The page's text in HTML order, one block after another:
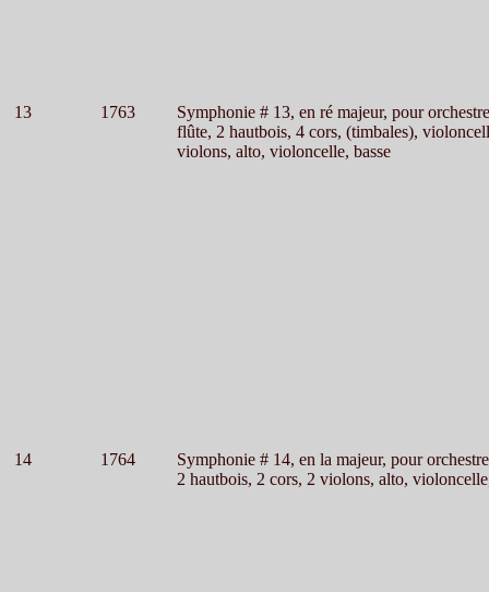
13 1763
Symphonie # 13, en ré majeur, pour orchestre
flûte, 2 hautbois, 4 cors, (timbales),
violons, alto, violoncelle, basse
14 1764
Symphonie # 14, en la majeur, pour orchestre
2 hautbois, 2 cors, 2 violons, alto,